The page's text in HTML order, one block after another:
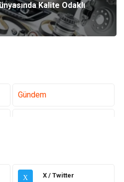
Kalite Odaklı
Gündem
Alışveriş
X X / Twitter